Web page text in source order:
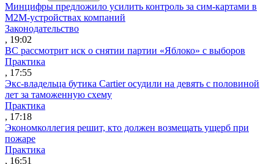
Минцифры предложило усилить контроль за сим-картами в
M2M-устройствах компаний
Законодательство
, 19:02
ВС рассмотрит иск о снятии партии «Яблоко» с выборов
Практика
, 17:55
Экс-владельца бутика Cartier осудили на девять с половиной
лет за таможенную схему
Практика
, 17:18
Экономколлегия решит, кто должен возмещать ущерб при
пожаре
Практика
, 16:51